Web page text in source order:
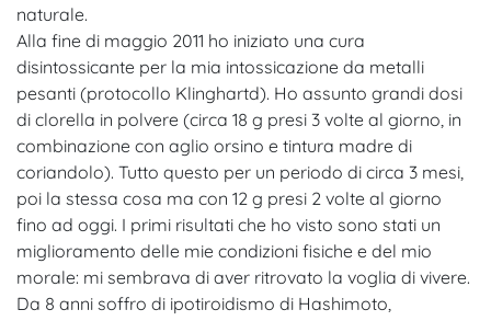
naturale.
Alla fine di maggio 2011 ho iniziato una cura
disintossicante per la mia intossicazione da metalli
pesanti (protocollo Klinghartd). Ho assunto grandi dosi
di clorella in polvere (circa 18 g presi 3 volte al giorno, in
combinazione con aglio orsino e tintura madre di
coriandolo). Tutto questo per un periodo di circa 3 mesi,
poi la stessa cosa ma con 12 g presi 2 volte al giorno
fino ad oggi. I primi risultati che ho visto sono stati un
miglioramento delle mie condizioni fisiche e del mio
morale: mi sembrava di aver ritrovato la voglia di vivere.
Da 8 anni soffro di ipotiroidismo di Hashimoto,